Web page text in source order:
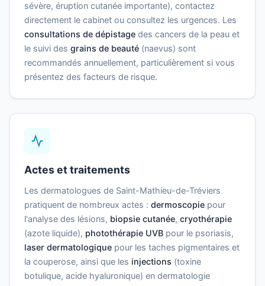
sévère, éruption cutanée importante), contactez
directement le cabinet ou consultez les urgences. Les
consultations de dépistage des cancers de la peau et
le suivi des grains de beauté (naevus) sont
recommandés annuellement, particulièrement si vous
présentez des facteurs de risque.
Actes et traitements
Les dermatologues de Saint-Mathieu-de-Tréviers
pratiquent de nombreux actes : dermoscopie pour
l'analyse des lésions, biopsie cutanée, cryothérapie
(azote liquide), photothérapie UVB pour le psoriasis,
laser dermatologique pour les taches pigmentaires et
la couperose, ainsi que les injections (toxine
botulique, acide hyaluronique) en dermatologie